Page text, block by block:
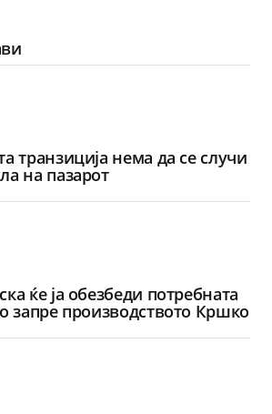
транзиција нема да се случи
на пазарот
ќе ја обезбеди потребната
запре производството Кршко